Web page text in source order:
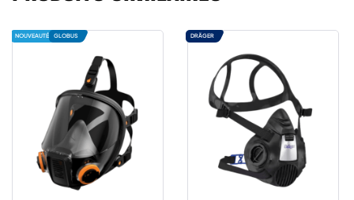
NOUVEAUTÉ GLOBUS DRÄGER